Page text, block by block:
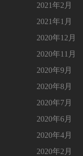
2021年2月
2021年1月
2020年12月
2020年11月
2020年9月
2020年8月
2020年7月
2020年6月
2020年4月
2020年2月